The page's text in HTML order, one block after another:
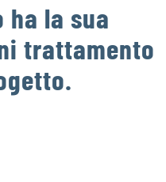
ha la sua
trattamento